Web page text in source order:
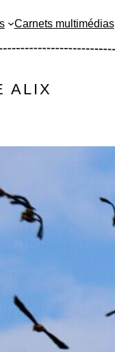
Carnets multimédias
ALIX